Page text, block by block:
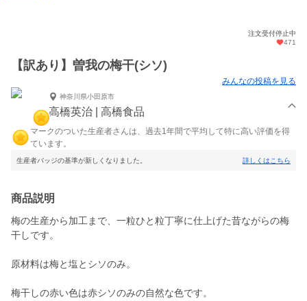
注文受付停止中
471
【訳あり】曽我の梅干(シソ)
みんなの投稿を見る
神奈川県小田原市
高橋英治 | 高橋食品
マークのついた生産者さんは、過去1年間で平均して特に高い評価を得
ています。
生産者バッジの基準が新しくなりました。 詳しくはこちら
商品説明
梅の生産から加工まで、一粒ひと粒丁寧に仕上げた昔ながらの梅
干しです。
原材料は梅と塩とシソのみ。
梅干しの赤い色は赤シソのみの自然な色です。